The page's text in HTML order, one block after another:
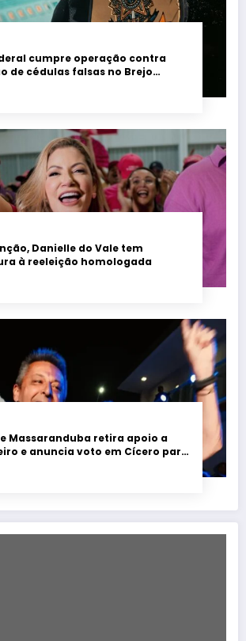
cumpre operação contra
de cédulas falsas no Brejo
Danielle do Vale tem
à reeleição homologada
Massaranduba retira apoio a
e anuncia voto em Cícero para